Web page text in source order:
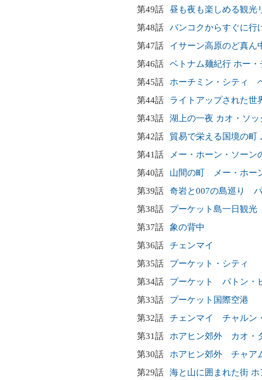
第49話
昼も夜も楽しめる観
第48話
バンコクからすぐに行
第47話
イサーン高原のど真
第46話
ベトナム麺紀行 ホー
第45話
ホーチミン・シティ
第44話
ライトアップされた世
第43話
湖上の一夜 カオ・ソ
第42話
貿易で栄える国境の町
第41話
メー・ホーン・ソーン
第40話
山間の町 メー・ホー
第39話
奇岩と007の島巡り
第38話
プーケット島一日観光
第37話
象の背中
第36話
チェンマイ
第35話
プーケット・シティ
第34話
プーケット パトン・
第33話
プーケット国際空港
第32話
チェンマイ チャルン
第31話
ホアヒン郊外 カオ・
第30話
ホアヒン郊外 チャア
第29話
海と山に囲まれた街 ホ